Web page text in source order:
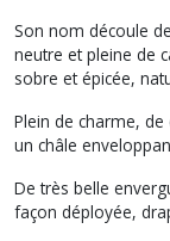
Son nom découle
neutre et pleine de
sobre et épicée,
Plein de charme,
un châle
De très belle
façon déployée,